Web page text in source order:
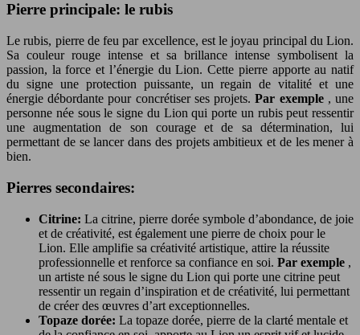
Pierre principale: le rubis
Le rubis, pierre de feu par excellence, est le joyau principal du Lion.
Sa couleur rouge intense et sa brillance intense symbolisent la
passion, la force et l’énergie du Lion. Cette pierre apporte au natif
du signe une protection puissante, un regain de vitalité et une
énergie débordante pour concrétiser ses projets.Par exemple , une
personne née sous le signe du Lion qui porte un rubis peut ressentir
une augmentation de son courage et de sa détermination, lui
permettant de se lancer dans des projets ambitieux et de les mener à
bien.
Pierres secondaires:
Citrine: La citrine, pierre dorée symbole d’abondance, de joie
et de créativité, est également une pierre de choix pour le
Lion. Elle amplifie sa créativité artistique, attire la réussite
professionnelle et renforce sa confiance en soi. Par exemple ,
un artiste né sous le signe du Lion qui porte une citrine peut
ressentir un regain d’inspiration et de créativité, lui permettant
de créer des œuvres d’art exceptionnelles.
Topaze dorée: La topaze dorée, pierre de la clarté mentale et